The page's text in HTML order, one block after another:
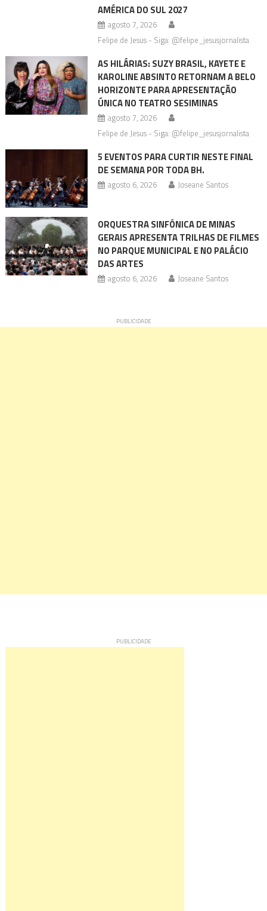
AMÉRICA DO SUL 2027
agosto 7, 2026
Felipe de Jesus - Siga: @felipe_jesusjornalista
AS HILÁRIAS: SUZY BRASIL, KAYETE E
KAROLINE ABSINTO RETORNAM A BELO
HORIZONTE PARA APRESENTAÇÃO
ÚNICA NO TEATRO SESIMINAS
agosto 7, 2026
Felipe de Jesus - Siga: @felipe_jesusjornalista
5 EVENTOS PARA CURTIR NESTE FINAL
DE SEMANA POR TODA BH.
agosto 6, 2026 Joseane Santos
ORQUESTRA SINFÔNICA DE MINAS
GERAIS APRESENTA TRILHAS DE FILMES
NO PARQUE MUNICIPAL E NO PALÁCIO
DAS ARTES
agosto 6, 2026 Joseane Santos